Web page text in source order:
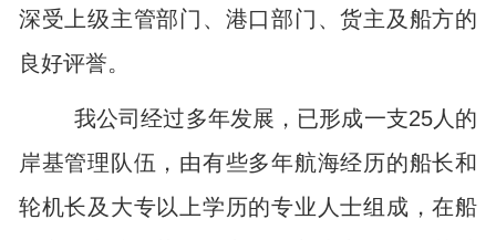
深受上级主管部门、港口部门、货主及船方的
良好评誉。
我公司经过多年发展，已形成一支25人的
岸基管理队伍，由有些多年航海经历的船长和
轮机长及大专以上学历的专业人士组成，在船